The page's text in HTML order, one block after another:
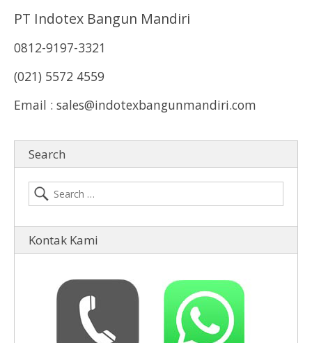
PT Indotex Bangun Mandiri
0812-9197-3321
(021) 5572 4559
Email : sales@indotexbangunmandiri.com
Search
Kontak Kami